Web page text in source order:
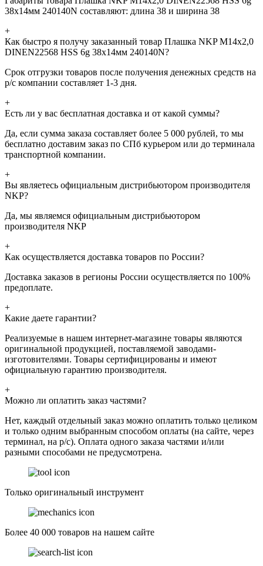
38х14мм 240140N составляют: длина 38 и ширина 38
+
Как быстро я получу заказанный товар Плашка NKP М14х2,0
DINEN22568 HSS 6g 38х14мм 240140N?
Срок отгрузки товаров после получения денежных средств на
р/с компании составляет 1-3 дня.
+
Есть ли у вас бесплатная доставка и от какой суммы?
Да, если сумма заказа составляет более 5 000 рублей, то мы
бесплатно доставим заказ по СПб курьером или до терминала
транспортной компании.
+
Вы являетесь официальным дистрибьютором производителя
NKP?
Да, мы являемся официальным дистрибьютором
производителя NKP
+
Как осуществляется доставка товаров по России?
Доставка заказов в регионы России осуществляется по 100%
предоплате.
+
Какие даете гарантии?
Реализуемые в нашем интернет-магазине товары являются
оригинальной продукцией, поставляемой заводами-
изготовителями. Товары сертифицированы и имеют
официальную гарантию производителя.
+
Можно ли оплатить заказ частями?
Нет, каждый отдельный заказ можно оплатить только целиком
и только одним выбранным способом оплаты (на сайте, через
терминал, на р/с). Оплата одного заказа частями и/или
разными способами не предусмотрена.
Только оригинальный инструмент
Более 40 000 товаров на нашем сайте